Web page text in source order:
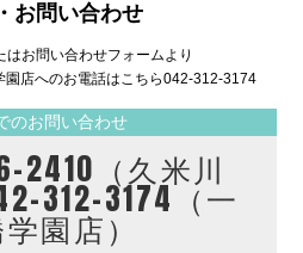
お問い合わせ
はお問い合わせフォームより
店へのお電話はこちら042-312-3174
のお問い合わせ
2410（久米川
312-3174（一
園店）